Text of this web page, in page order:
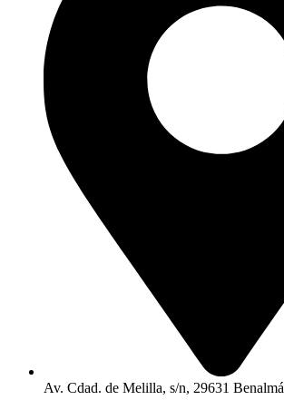
Av. Cdad. de Melilla, s/n, 29631